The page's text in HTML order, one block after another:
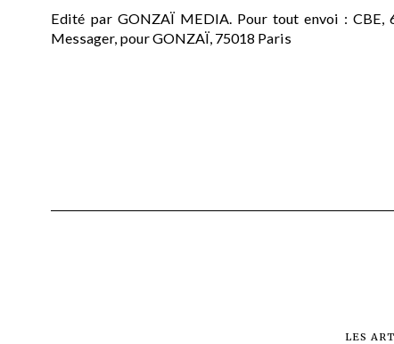
Edité par GONZAÏ MEDIA. Pour tout envoi : CBE,
Messager, pour GONZAÏ, 75018 Paris
LES